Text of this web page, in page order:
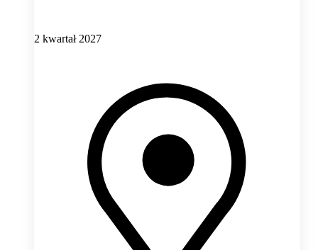
2 kwartał 2027